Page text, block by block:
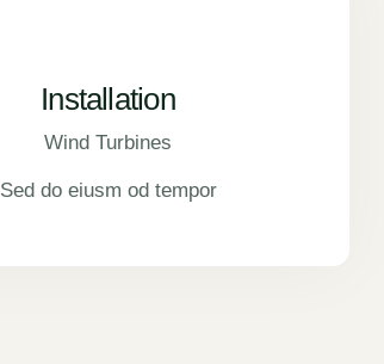
Installation
Wind Turbines
Sed do eiusm od tempor